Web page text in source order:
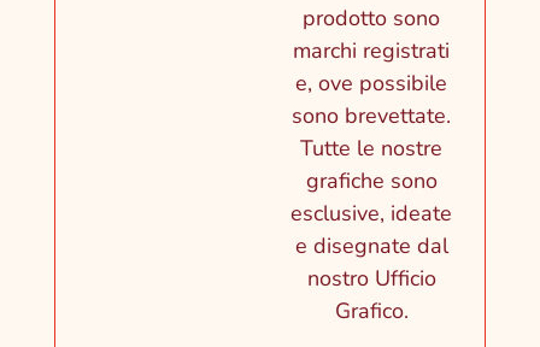
prodotto sono
marchi registrati
e, ove possibile
sono brevettate.
Tutte le nostre
grafiche sono
esclusive, ideate
e disegnate dal
nostro Ufficio
Grafico.